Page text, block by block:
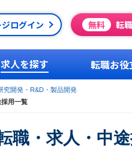
ログイン 無料 転
求人を探す 転職お
究開発・R&D・製品開発
用一覧
職・求人・中